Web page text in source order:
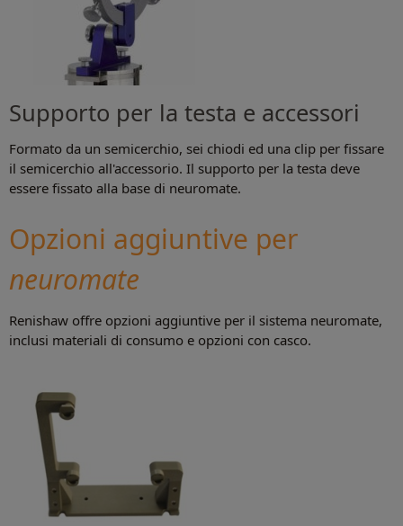
Supporto per la testa e accessori
Formato da un semicerchio, sei chiodi ed una clip per fissare
il semicerchio all'accessorio. Il supporto per la testa deve
essere fissato alla base di neuromate.
Opzioni aggiuntive per
neuromate
Renishaw offre opzioni aggiuntive per il sistema neuromate,
inclusi materiali di consumo e opzioni con casco.